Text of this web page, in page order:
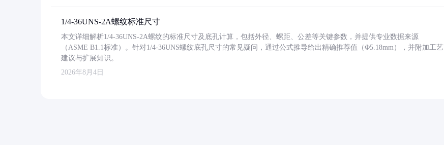
1/4-36UNS-2A螺纹标准尺寸
本文详细解析1/4-36UNS-2A螺纹的标准尺寸及底孔计算，包括外径、螺距、公差等关键参数，并提供专业数据来源
（ASME B1.1标准）。针对1/4-36UNS螺纹底孔尺寸的常见疑问，通过公式推导给出精确推荐值（Φ5.18mm），并附加工艺
建议与扩展知识。
2026年8月4日